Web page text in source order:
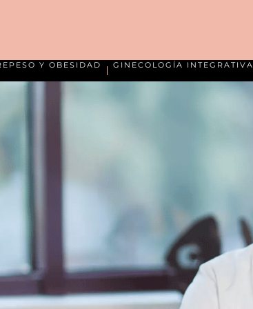
Y OBESIDAD GINECOLOGÍA INTEGRATIVA